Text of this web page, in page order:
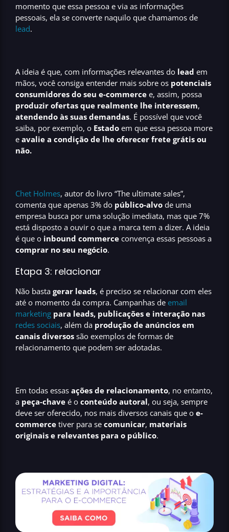
momento que essa pessoa e via as informações
pessoais, ela se converte naquilo que chamamos de
lead.
A ideia é que, com informações relevantes do lead em
mãos, você consiga entender mais sobre os potenciais
consumidores do seu e-commerce e, assim, possa
produzir ofertas que realmente lhe interessem,
atendendo às suas demandas. É possível que você
saiba, por exemplo, o Estado em que essa pessoa more
e avalie a condição de lhe oferecer frete grátis ou
não.
Chet Holmes, autor do livro “The ultimate sales”,
comenta que apenas 3% do público-alvo de uma
empresa busca por uma solução imediata, mas que 7%
está disposto a ouvir o que a marca tem a dizer. A ideia
é que o inbound commerce convença essas pessoas a
comprar no seu negócio.
Etapa 3: relacionar
Não basta gerar leads, é preciso se relacionar com eles
até o momento da compra. Campanhas de email
marketing para leads, publicações e interação nas
redes sociais, além da produção de anúncios em
canais diversos são exemplos de formas de
relacionamento que podem ser adotadas.
Em todas essas ações de relacionamento, no entanto,
a peça-chave é o conteúdo autoral, ou seja, sempre
deve ser oferecido, nos mais diversos canais que o e-
commerce tiver para se comunicar, materiais
originais e relevantes para o público.